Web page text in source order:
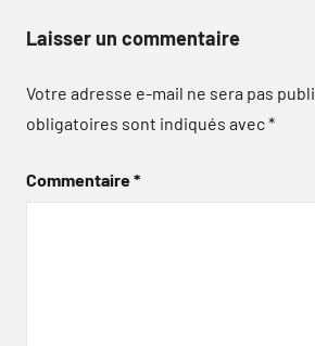
Laisser un commentaire
Votre adresse e-mail ne sera pas
obligatoires sont indiqués avec*
Commentaire*